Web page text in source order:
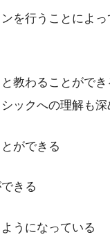
を行うことによ
教わることがで
ックへの理解も深
ができる
きる
うになっている